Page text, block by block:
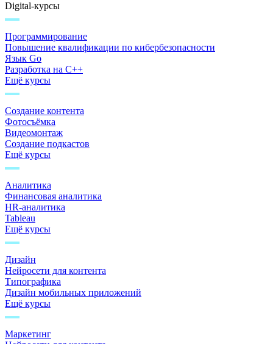
Digital-курсы
Программирование
Повышение квалификации по кибербезопасности
Язык Go
Разработка на C++
Ещё курсы
Создание контента
Фотосъёмка
Видеомонтаж
Создание подкастов
Ещё курсы
Аналитика
Финансовая аналитика
HR-аналитика
Tableau
Ещё курсы
Дизайн
Нейросети для контента
Типографика
Дизайн мобильных приложений
Ещё курсы
Маркетинг